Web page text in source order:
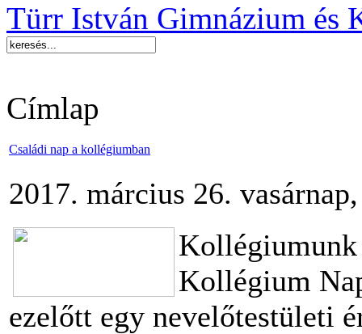
Türr István Gimnázium és
Címlap
Családi nap a kollégiumban
2017. március 26.
Kollégiumunk
Kollégium
ezelőtt egy nevelőtestületi